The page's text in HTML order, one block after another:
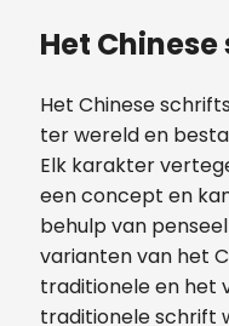
Het
Het Chinese
ter wereld en
Elk karakter
een concept en
behulp van
varianten van het
traditionele en het
traditionele schrift